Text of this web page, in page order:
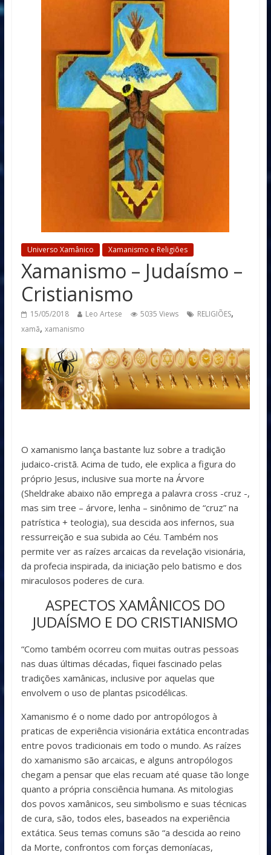
Universo Xamânico Xamanismo e Religiões
Xamanismo – Judaísmo –
Cristianismo
15/05/2018 Leo Artese 5035 Views RELIGIÕES,
xamã, xamanismo
O xamanismo lança bastante luz sobre a tradição
judaico-cristã. Acima de tudo, ele explica a figura do
próprio Jesus, inclusive sua morte na Árvore
(Sheldrake abaixo não emprega a palavra cross -cruz -,
mas sim tree – árvore, lenha – sinônimo de “cruz” na
patrística + teologia), sua descida aos infernos, sua
ressurreição e sua subida ao Céu. Também nos
permite ver as raízes arcaicas da revelação visionária,
da profecia inspirada, da iniciação pelo batismo e dos
miraculosos poderes de cura.
ASPECTOS XAMÂNICOS DO
JUDAÍSMO E DO CRISTIANISMO
“Como também ocorreu com muitas outras pessoas
nas duas últimas décadas, fiquei fascinado pelas
tradições xamânicas, inclusive por aquelas que
envolvem o uso de plantas psicodélicas.
Xamanismo é o nome dado por antropólogos à
praticas de experiência visionária extática encontradas
entre povos tradicionais em todo o mundo. As raízes
do xamanismo são arcaicas, e alguns antropólogos
chegam a pensar que elas recuam até quase tão longe
quanto a própria consciência humana. As mitologias
dos povos xamânicos, seu simbolismo e suas técnicas
de cura, são, todos eles, baseados na experiência
extática. Seus temas comuns são “a descida ao reino
da Morte, confrontos com forças demoníacas,